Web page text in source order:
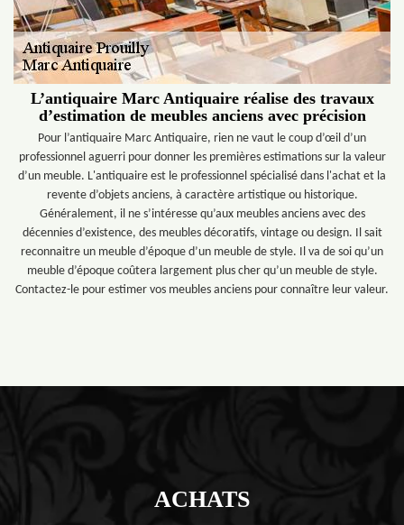
L’antiquaire Marc Antiquaire réalise des travaux
d’estimation de meubles anciens avec précision
Pour l’antiquaire Marc Antiquaire, rien ne vaut le coup d’œil d’un
professionnel aguerri pour donner les premières estimations sur la valeur
d’un meuble. L'antiquaire est le professionnel spécialisé dans l'achat et la
revente d’objets anciens, à caractère artistique ou historique.
Généralement, il ne s’intéresse qu’aux meubles anciens avec des
décennies d’existence, des meubles décoratifs, vintage ou design. Il sait
reconnaitre un meuble d’époque d’un meuble de style. Il va de soi qu’un
meuble d’époque coûtera largement plus cher qu’un meuble de style.
Contactez-le pour estimer vos meubles anciens pour connaître leur valeur.
ACHATS